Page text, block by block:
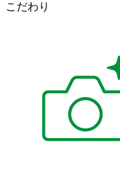
こだわり